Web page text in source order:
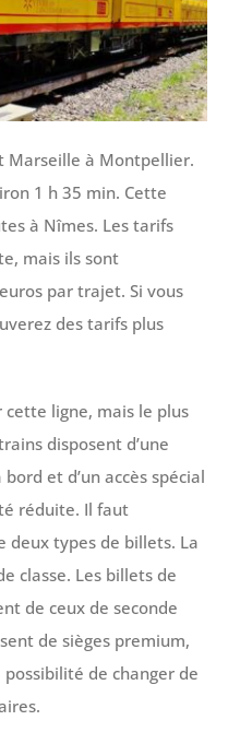
Marseille à Montpellier.
1 h 35 min. Cette
à Nîmes. Les tarifs
mais ils sont
par trajet. Si vous
des tarifs plus
ligne, mais le plus
disposent d’une
et d’un accès spécial
réduite. Il faut
deux types de billets. La
classe. Les billets de
de ceux de seconde
de sièges premium,
possibilité de changer de